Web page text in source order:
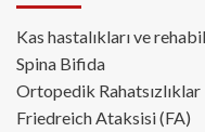
Kas hastalıkları ve
Spina Bifida
Ortopedik Rahatsızlıklar
Friedreich Ataksisi (FA)